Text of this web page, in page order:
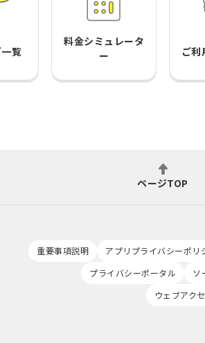
覧
料金シミュレータ
ー
ご利
ページTOP
重要事項説明 アプリプライバシーポリ
プライバシーポータル
ソ
ウェブアク